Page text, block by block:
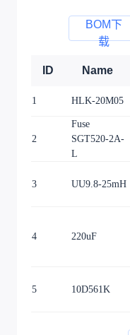
BOM下
载
ID Name
1 HLK-20M05
2
Fuse
SGT520-2A-
L
3 UU9.8-25mH
4 220uF
5 10D561K